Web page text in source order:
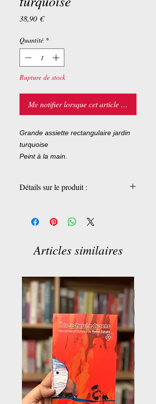
38,90 €Prix
Quantité *
Rupture de stock
Me notifier lorsque cet article est
Grande assiette rectangulaire jardin
turquoise
Peint à la main.
Détails sur le produit :
30x16
Articles similaires